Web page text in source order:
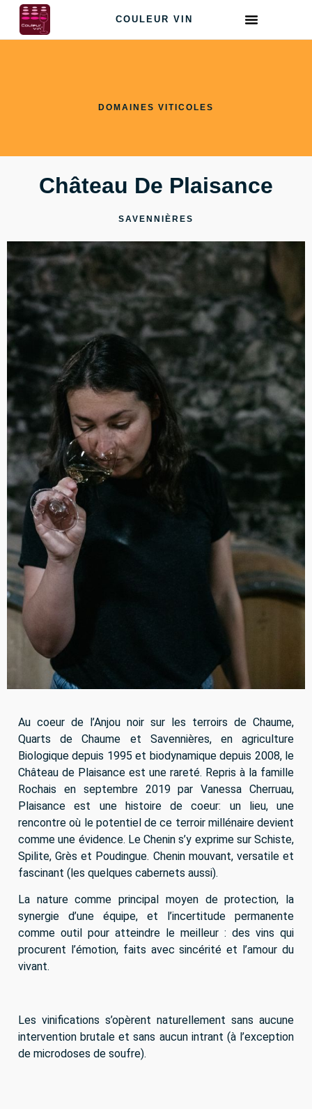
COULEUR VIN
DOMAINES VITICOLES
Château De Plaisance
SAVENNIÈRES
Au coeur de l’Anjou noir sur les terroirs de Chaume,
Quarts de Chaume et Savennières, en agriculture
Biologique depuis 1995 et biodynamique depuis 2008, le
Château de Plaisance est une rareté. Repris à la famille
Rochais en septembre 2019 par Vanessa Cherruau,
Plaisance est une histoire de coeur: un lieu, une
rencontre où le potentiel de ce terroir millénaire devient
comme une évidence. Le Chenin s’y exprime sur Schiste,
Spilite, Grès et Poudingue. Chenin mouvant, versatile et
fascinant (les quelques cabernets aussi).
La nature comme principal moyen de protection, la
synergie d’une équipe, et l’incertitude permanente
comme outil pour atteindre le meilleur : des vins qui
procurent l’émotion, faits avec sincérité et l’amour du
vivant.
Les vinifications s’opèrent naturellement sans aucune
intervention brutale et sans aucun intrant (à l’exception
de microdoses de soufre).